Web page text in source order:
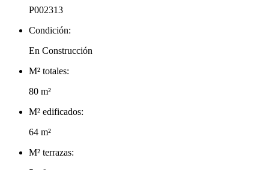
P002313
Condición:
En Construcción
M² totales:
80 m²
M² edificados:
64 m²
M² terrazas: